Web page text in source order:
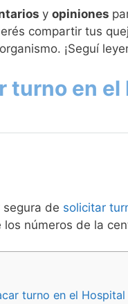
y opiniones
compartir tus
¡Seguí
turno en
de solicitar
números de la
turno en el